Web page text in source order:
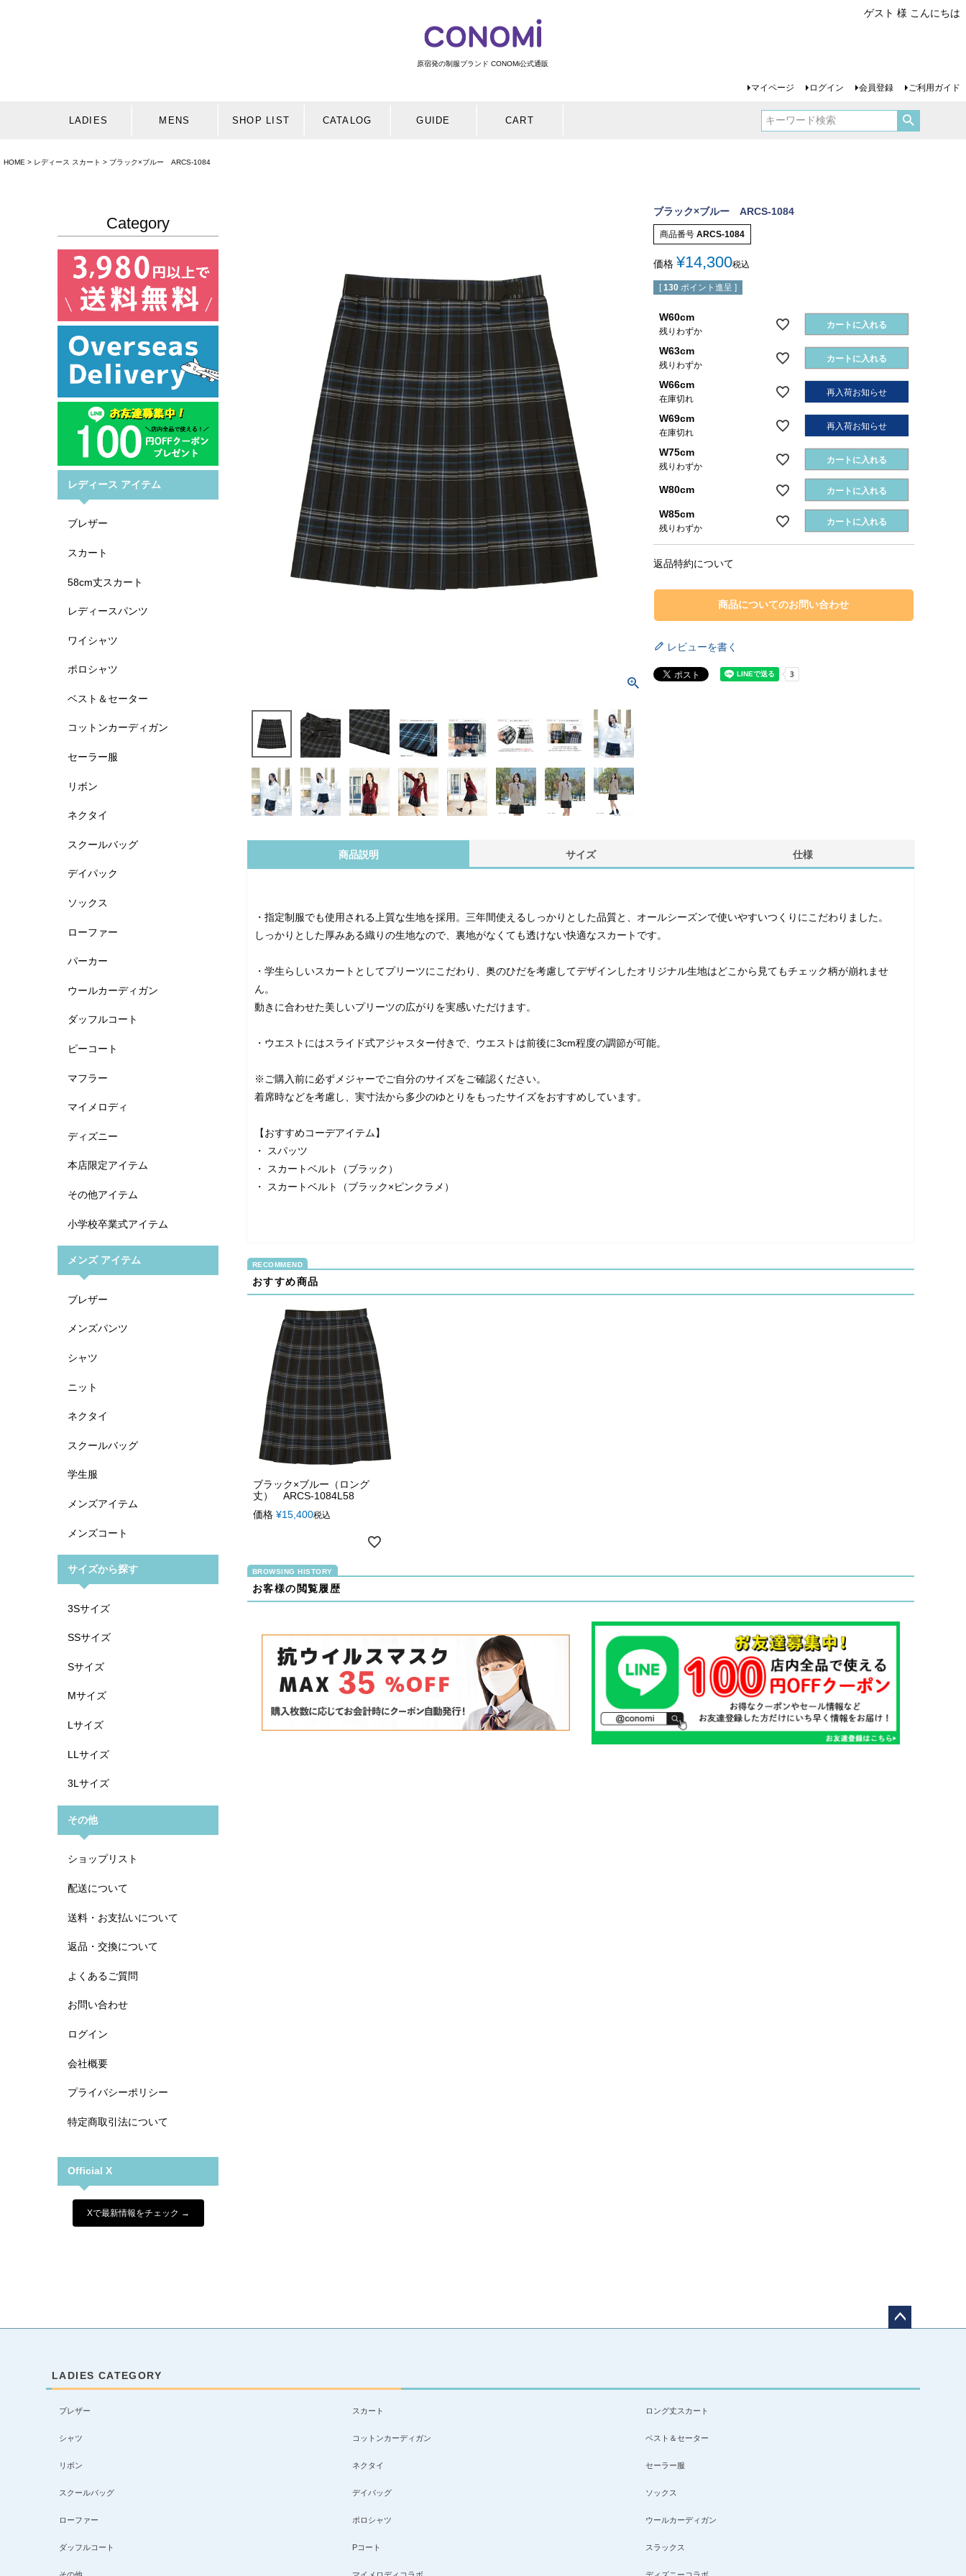
原宿発の制服ブランド CONOMi公式通販
ゲスト 様 こんにちは
マイページ ログイン 会員登録 ご利用ガイド
LADIES MENS SHOP LIST CATALOG GUIDE CART
HOME レディース スカート ブラック×ブルー ARCS-1084
Category
レディース アイテム
ブレザー
スカート
58cm丈スカート
レディースパンツ
ワイシャツ
ポロシャツ
ベスト＆セーター
コットンカーディガン
セーラー服
リボン
ネクタイ
スクールバッグ
デイパック
ソックス
ローファー
パーカー
ウールカーディガン
ダッフルコート
ピーコート
マフラー
マイメロディ
ディズニー
本店限定アイテム
その他アイテム
小学校卒業式アイテム
メンズ アイテム
ブレザー
メンズパンツ
シャツ
ニット
ネクタイ
スクールバッグ
学生服
メンズアイテム
メンズコート
サイズから探す
3Sサイズ
SSサイズ
Sサイズ
Mサイズ
Lサイズ
LLサイズ
3Lサイズ
その他
ショップリスト
配送について
送料・お支払いについて
返品・交換について
よくあるご質問
お問い合わせ
ログイン
会社概要
プライバシーポリシー
特定商取引法について
Official X
Xで最新情報をチェック →
ブラック×ブルー ARCS-1084
商品番号 ARCS-1084
価格 ¥14,300税込
[ 130 ポイント進呈 ]
W60cm
残りわずか
カートに入れる
W63cm
残りわずか
カートに入れる
W66cm
在庫切れ
再入荷お知らせ
W69cm
在庫切れ
再入荷お知らせ
W75cm
残りわずか
カートに入れる
W80cm カートに入れる
W85cm
残りわずか
カートに入れる
返品特約について
商品についてのお問い合わせ
レビューを書く
商品説明 サイズ 仕様
・指定制服でも使用される上質な生地を採用。三年間使えるしっかりとした品質と、オールシーズンで使いやすいつくりにこだわりました。
しっかりとした厚みある織りの生地なので、裏地がなくても透けない快適なスカートです。
・学生らしいスカートとしてプリーツにこだわり、奥のひだを考慮してデザインしたオリジナル生地はどこから見てもチェック柄が崩れませ
ん。
動きに合わせた美しいプリーツの広がりを実感いただけます。
・ウエストにはスライド式アジャスター付きで、ウエストは前後に3cm程度の調節が可能。
※ご購入前に必ずメジャーでご自分のサイズをご確認ください。
着席時などを考慮し、実寸法から多少のゆとりをもったサイズをおすすめしています。
【おすすめコーデアイテム】
・
スパッツ
・
スカートベルト（ブラック）
・
スカートベルト（ブラック×ピンクラメ）
おすすめ商品
ブラック×ブルー（ロング
丈） ARCS-1084L58
価格 ¥15,400税込
お客様の閲覧履歴
LADIES CATEGORY
ブレザー スカート ロング丈スカート
シャツ コットンカーディガン ベスト＆セーター
リボン ネクタイ セーラー服
スクールバッグ デイバッグ ソックス
ローファー ポロシャツ ウールカーディガン
ダッフルコート Pコート スラックス